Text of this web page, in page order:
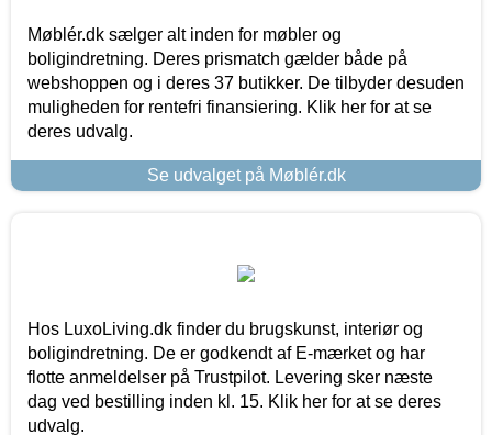
Møblér.dk sælger alt inden for møbler og
boligindretning. Deres prismatch gælder både på
webshoppen og i deres 37 butikker. De tilbyder desuden
muligheden for rentefri finansiering. Klik her for at se
deres udvalg.
Se udvalget på Møblér.dk
Hos LuxoLiving.dk finder du brugskunst, interiør og
boligindretning. De er godkendt af E-mærket og har
flotte anmeldelser på Trustpilot. Levering sker næste
dag ved bestilling inden kl. 15. Klik her for at se deres
udvalg.